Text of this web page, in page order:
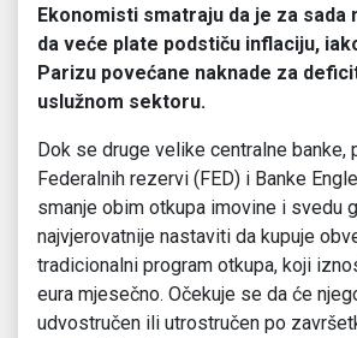
Ekonomisti smatraju da je za sada
da veće plate podstiču inflaciju,
Parizu povećane naknade za
uslužnom sektoru.
Dok se druge velike centralne banke,
Federalnih rezervi (FED) i Banke
smanje obim otkupa imovine i svedu
najvjerovatnije nastaviti da kupuje
tradicionalni program otkupa, koji
eura mjesečno. Očekuje se da će
udvostručen ili utrostručen po